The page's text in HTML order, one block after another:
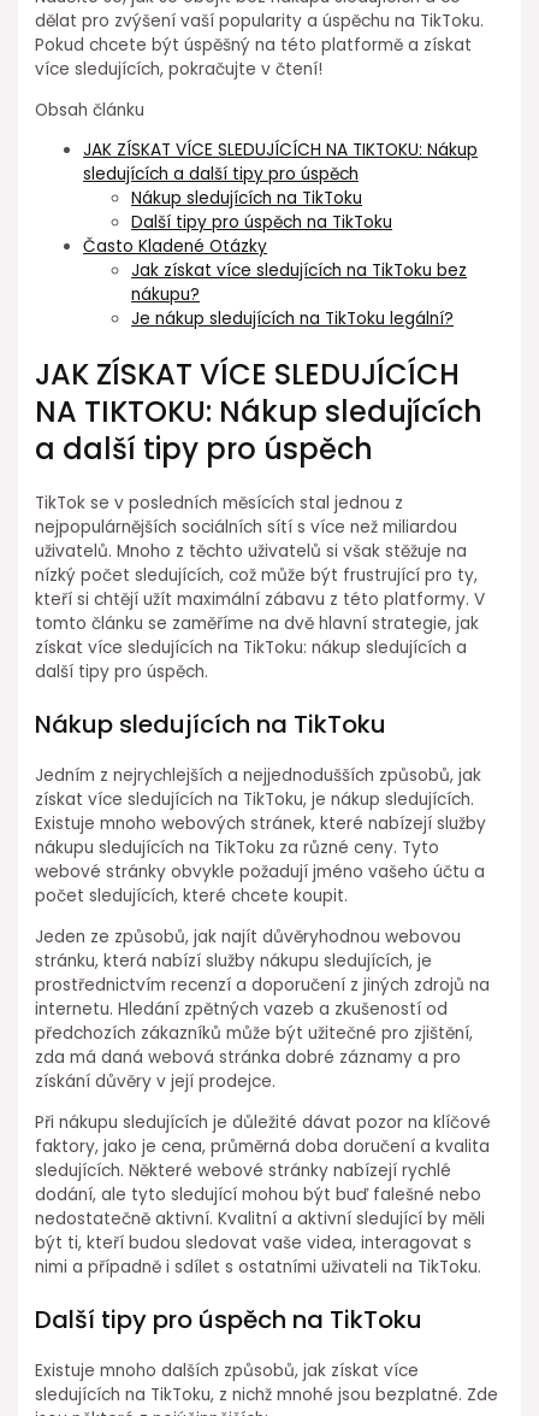
dělat pro zvýšení vaší popularity a úspěchu na TikToku.
Pokud chcete být úspěšný na této platformě a získat
více sledujících, pokračujte v čtení!
Obsah článku
JAK ZÍSKAT VÍCE SLEDUJÍCÍCH NA TIKTOKU: Nákup
sledujících a další tipy pro úspěch
Nákup sledujících na TikToku
Další tipy pro úspěch na TikToku
Často Kladené Otázky
Jak získat více sledujících na TikToku bez
nákupu?
Je nákup sledujících na TikToku legální?
JAK ZÍSKAT VÍCE SLEDUJÍCÍCH
NA TIKTOKU: Nákup sledujících
a další tipy pro úspěch
TikTok se v posledních měsících stal jednou z
nejpopulárnějších sociálních sítí s více než miliardou
uživatelů. Mnoho z těchto uživatelů si však stěžuje na
nízký počet sledujících, což může být frustrující pro ty,
kteří si chtějí užít maximální zábavu z této platformy. V
tomto článku se zaměříme na dvě hlavní strategie, jak
získat více sledujících na TikToku: nákup sledujících a
další tipy pro úspěch.
Nákup sledujících na TikToku
Jedním z nejrychlejších a nejjednodušších způsobů, jak
získat více sledujících na TikToku, je nákup sledujících.
Existuje mnoho webových stránek, které nabízejí služby
nákupu sledujících na TikToku za různé ceny. Tyto
webové stránky obvykle požadují jméno vašeho účtu a
počet sledujících, které chcete koupit.
Jeden ze způsobů, jak najít důvěryhodnou webovou
stránku, která nabízí služby nákupu sledujících, je
prostřednictvím recenzí a doporučení z jiných zdrojů na
internetu. Hledání zpětných vazeb a zkušeností od
předchozích zákazníků může být užitečné pro zjištění,
zda má daná webová stránka dobré záznamy a pro
získání důvěry v její prodejce.
Při nákupu sledujících je důležité dávat pozor na klíčové
faktory, jako je cena, průměrná doba doručení a kvalita
sledujících. Některé webové stránky nabízejí rychlé
dodání, ale tyto sledující mohou být buď falešné nebo
nedostatečně aktivní. Kvalitní a aktivní sledující by měli
být ti, kteří budou sledovat vaše videa, interagovat s
nimi a případně i sdílet s ostatními uživateli na TikToku.
Další tipy pro úspěch na TikToku
Existuje mnoho dalších způsobů, jak získat více
sledujících na TikToku, z nichž mnohé jsou bezplatné. Zde